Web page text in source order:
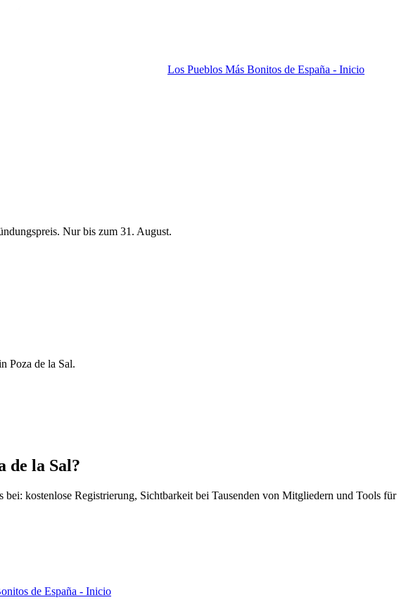
Los Pueblos Más Bonitos de España - Inicio
Nur bis zum 31. August.
Poza de la Sal.
de la Sal?
bei: kostenlose Registrierung, Sichtbarkeit bei Tausenden von Mitgliedern und Tools für
de España - Inicio